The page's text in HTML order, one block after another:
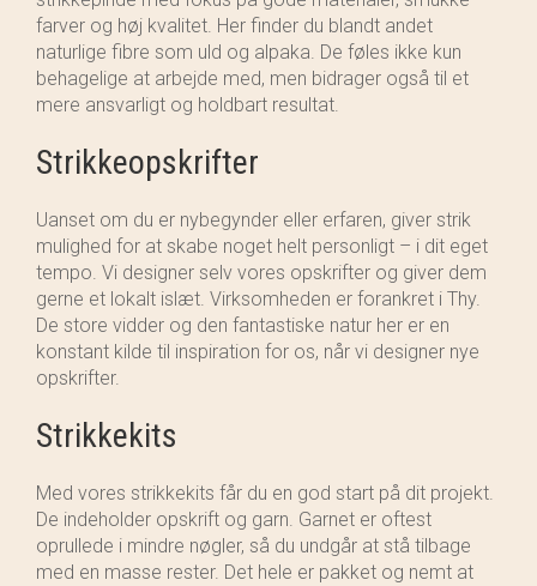
farver og høj kvalitet. Her finder du blandt andet
naturlige fibre som uld og alpaka. De føles ikke kun
behagelige at arbejde med, men bidrager også til et
mere ansvarligt og holdbart resultat.
Strikkeopskrifter
Uanset om du er nybegynder eller erfaren, giver strik
mulighed for at skabe noget helt personligt – i dit eget
tempo. Vi designer selv vores opskrifter og giver dem
gerne et lokalt islæt. Virksomheden er forankret i Thy.
De store vidder og den fantastiske natur her er en
konstant kilde til inspiration for os, når vi designer nye
opskrifter.
Strikkekits
Med vores strikkekits får du en god start på dit projekt.
De indeholder opskrift og garn. Garnet er oftest
oprullede i mindre nøgler, så du undgår at stå tilbage
med en masse rester. Det hele er pakket og nemt at